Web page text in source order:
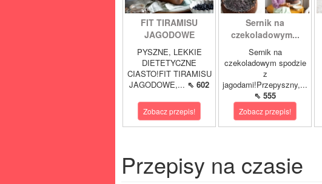
FIT TIRAMISU
JAGODOWE
PYSZNE, LEKKIE
DIETETYCZNE
CIASTO!FIT TIRAMISU
JAGODOWE,... ⇖ 602
Zobacz przepis!
Sernik na
czekoladowym...
Sernik na
czekoladowym spodzie
z
jagodami!Przepyszny,...
⇖ 555
Zobacz przepis!
Przepisy na czasie